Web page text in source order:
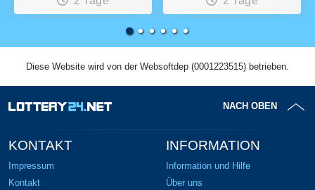
Diese Website wird von der Websoftdep (0001223515) betrieben.
NACH OBEN
KONTAKT
Impressum
Kontakt
INFORMATION
Information und Hilfe
Über uns